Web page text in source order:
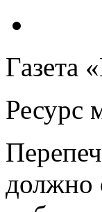
Газета
Ресурс
должно